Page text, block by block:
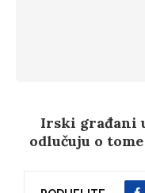
Irski građani
odlučuju o